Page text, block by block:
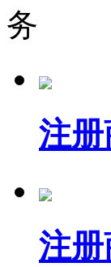
务
注
注